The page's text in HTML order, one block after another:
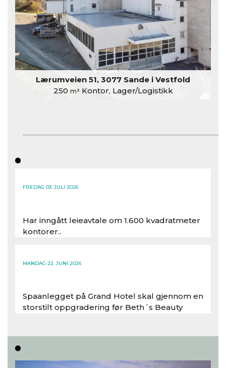
Lærumveien 51, 3077 Sande i Vestfold
250 m²Kontor, Lager/Logistikk
FREDAG 03. JULI 2026
Har inngått leieavtale om 1.600 kvadratmeter
kontorer..
MANDAG 22. JUNI 2026
Spaanlegget på Grand Hotel skal gjennom en
storstilt oppgradering før Beth´s Beauty
Les hele artikkelen